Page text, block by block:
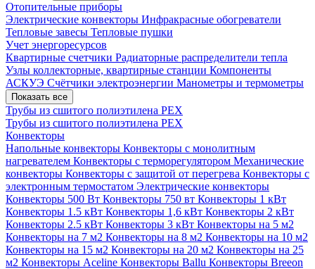
Отопительные приборы
Электрические конвекторы Инфракрасные обогреватели
Тепловые завесы Тепловые пушки
Учет энергоресурсов
Квартирные счетчики Радиаторные распределители тепла
Узлы коллекторные, квартирные станции Компоненты
АСКУЭ Счётчики электроэнергии Манометры и термометры
Показать все
Трубы из сшитого полиэтилена PEX
Трубы из сшитого полиэтилена PEX
Конвекторы
Напольные конвекторы Конвекторы с монолитным
нагревателем Конвекторы с терморегулятором Механические
конвекторы Конвекторы с защитой от перегрева Конвекторы с
электронным термостатом Электрические конвекторы
Конвекторы 500 Вт Конвекторы 750 вт Конвекторы 1 кВт
Конвекторы 1.5 кВт Конвекторы 1,6 кВт Конвекторы 2 кВт
Конвекторы 2.5 кВт Конвекторы 3 кВт Конвекторы на 5 м2
Конвекторы на 7 м2 Конвекторы на 8 м2 Конвекторы на 10 м2
Конвекторы на 15 м2 Конвекторы на 20 м2 Конвекторы на 25
м2 Конвекторы Aceline Конвекторы Ballu Конвекторы Breeon